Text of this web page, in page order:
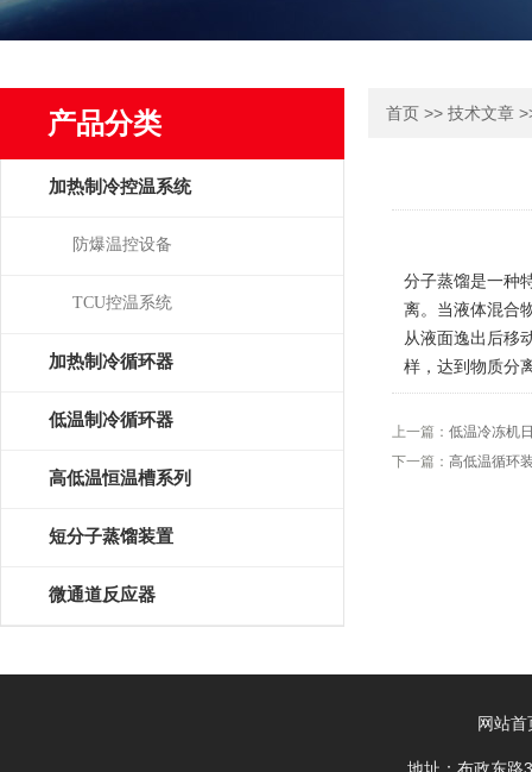
产品分类
加热制冷控温系统
防爆温控设备
TCU控温系统
加热制冷循环器
低温制冷循环器
高低温恒温槽系列
短分子蒸馏装置
微通道反应器
首页 >> 技术文章
分子蒸馏是一种
离。当液体混合
从液面逸出后移
样，达到物质分
上一篇： 低温冷冻机
下一篇： 高低温循环
网站首